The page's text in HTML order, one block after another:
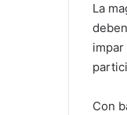
La
Con